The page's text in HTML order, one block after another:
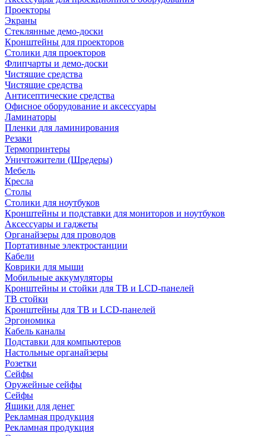
Проекторы
Экраны
Стеклянные демо-доски
Кронштейны для проекторов
Столики для проекторов
Флипчарты и демо-доски
Чистящие средства
Чистящие средства
Антисептические средства
Офисное оборудование и аксессуары
Ламинаторы
Пленки для ламинирования
Резаки
Термопринтеры
Уничтожители (Шредеры)
Мебель
Кресла
Столы
Столики для ноутбуков
Кронштейны и подставки для мониторов и ноутбуков
Аксессуары и гаджеты
Органайзеры для проводов
Портативные электростанции
Кабели
Коврики для мыши
Мобильные аккумуляторы
Кронштейны и стойки для ТВ и LCD-панелей
ТВ стойки
Кронштейны для ТВ и LCD-панелей
Эргономика
Кабель каналы
Подставки для компьютеров
Настольные органайзеры
Розетки
Сейфы
Оружейные сейфы
Сейфы
Ящики для денег
Рекламная продукция
Рекламная продукция